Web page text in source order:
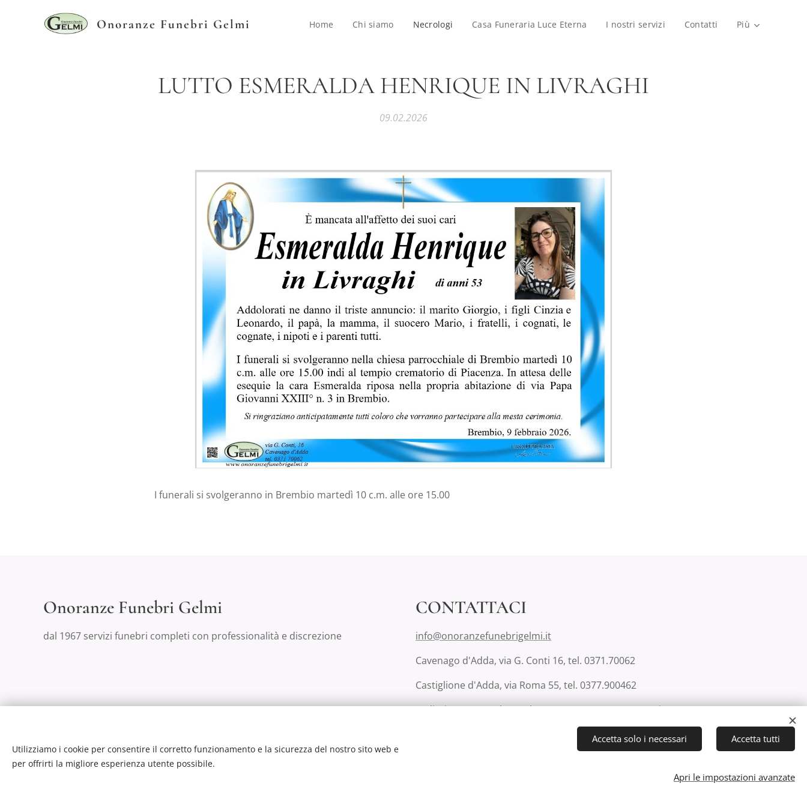
Onoranze Funebri Gelmi Home Chi siamo Necrologi Casa Funeraria Luce Eterna I nostri servizi Contatti Più
LUTTO ESMERALDA HENRIQUE IN LIVRAGHI
09.02.2026
I funerali si svolgeranno in Brembio martedì 10 c.m. alle ore 15.00
Onoranze Funebri Gelmi
dal 1967 servizi funebri completi con professionalità e discrezione
CONTATTACI
info@onoranzefunebrigelmi.it
Cavenago d'Adda, via G. Conti 16, tel. 0371.70062
Castiglione d'Adda, via Roma 55, tel. 0377.900462
Lodi, via San Fereolo 9, tel. 0371.223810 (Casa Funeraria Luce Eterna)
Utilizziamo i cookie per consentire il corretto funzionamento e la sicurezza del nostro sito web e
per offrirti la migliore esperienza utente possibile.
Accetta solo i necessari Accetta tutti
Apri le impostazioni avanzate